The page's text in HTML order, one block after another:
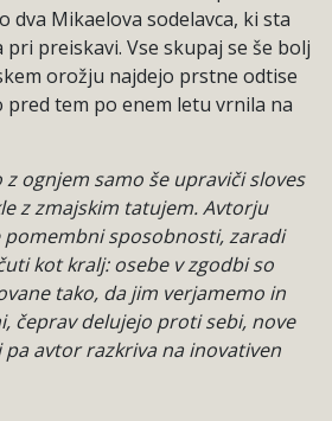
dva Mikaelova sodelavca, ki sta
preiskavi. Vse skupaj se še bolj
orožju najdejo prstne odtise
pred tem po enem letu vrnila na
z ognjem samo še upraviči sloves
z zmajskim tatujem. Avtorju
sposobnosti, zaradi
kot kralj: osebe v zgodbi so
tako, da jim verjamemo in
čeprav delujejo proti sebi, nove
avtor razkriva na inovativen